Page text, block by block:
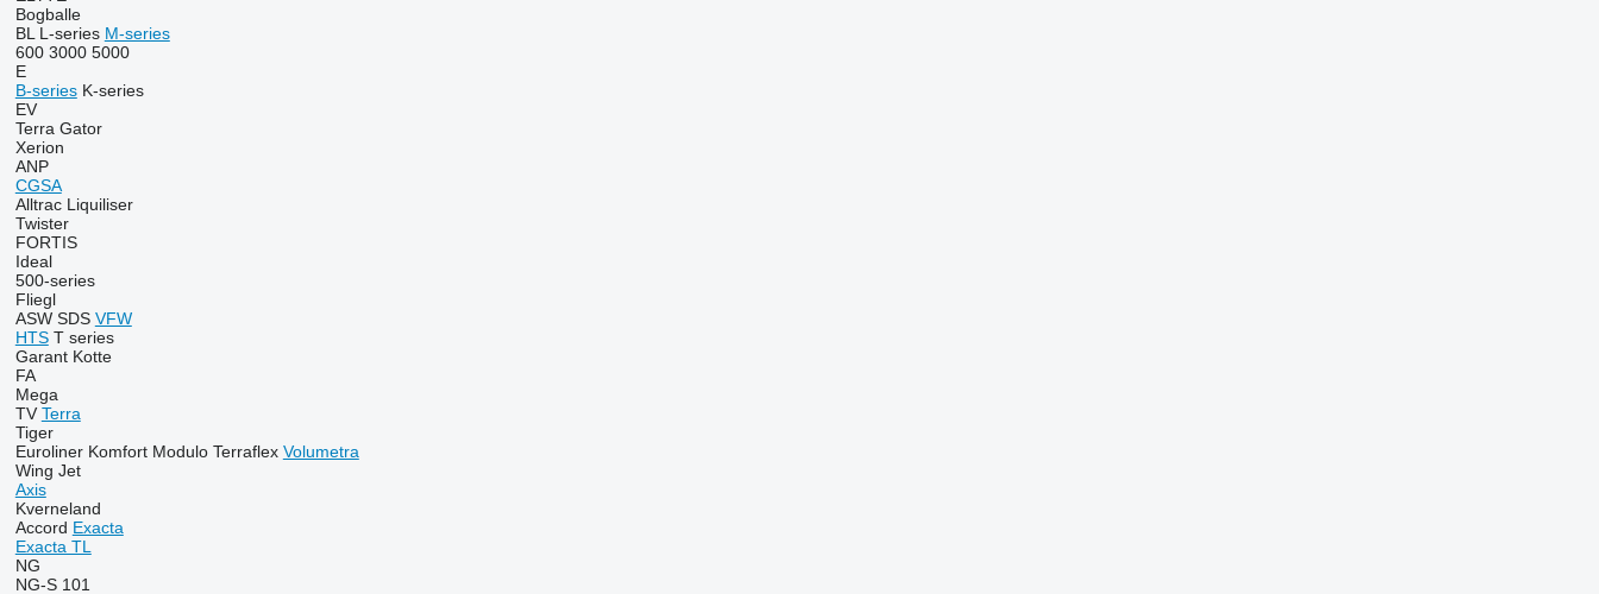
Bogballe
BL L-series M-series
600 3000 5000
E
B-series K-series
EV
Terra Gator
Xerion
ANP
CGSA
Alltrac Liquiliser
Twister
FORTIS
Ideal
500-series
Fliegl
ASW SDS VFW
HTS T series
Garant Kotte
FA
Mega
TV Terra
Tiger
Euroliner Komfort Modulo Terraflex Volumetra
Wing Jet
Axis
Kverneland
Accord Exacta
Exacta TL
NG
NG-S 101